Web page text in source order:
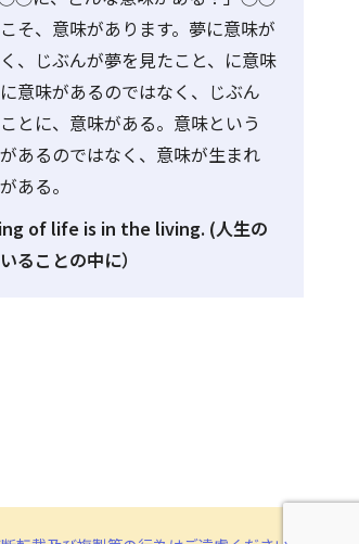
そ、意味があります。夢に意味が
、じぶんが夢を見たこと、に意味
意味があるのではなく、じぶん
とに、意味がある。意味という
あるのではなく、意味が生まれ
ある。
of life is in the living. (人生の
ることの中に）